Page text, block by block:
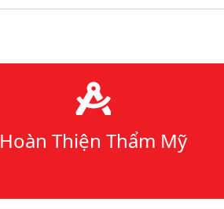
Hoàn Thiện Thẩm Mỹ